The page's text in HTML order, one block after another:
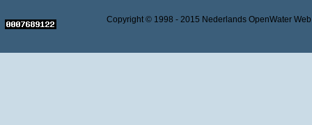
Copyright © 1998 - 2015 Nederlands OpenWater